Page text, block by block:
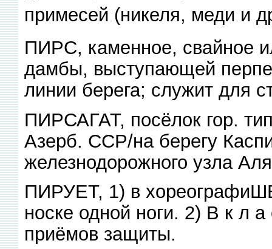
примесей (никеля, меди и
ПИРС, каменное, свайное
дамбы, выступающей
линии берега; служит для
ПИРСАГАТ, посёлок гор.
Азерб. ССР/на берегу
железнодорожного узла
ПИРУЕТ, 1) в
носке одной ноги. 2) В к л
приёмов защиты.